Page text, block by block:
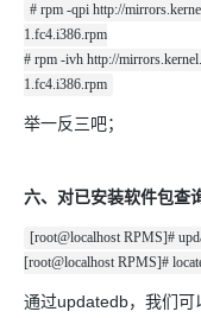
# rpm -qpi http://
1.fc4.i386.rpm
# rpm -ivh http://
1.fc4.i386.rpm
举一反三吧；
六、对已安装软件包查
[root@localhost RPMS]#
[root@localhost RPMS]#
通过updatedb，我们可